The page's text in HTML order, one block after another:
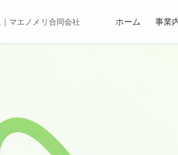
マエノメリ合同会社 ホーム 事業